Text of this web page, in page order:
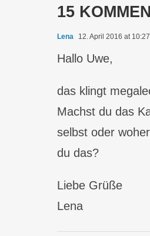
15
Lena 12. April 2016 at 10:27
Hallo Uwe,
das klingt
Machst du das
selbst oder
du das?
Liebe Grüße
Lena